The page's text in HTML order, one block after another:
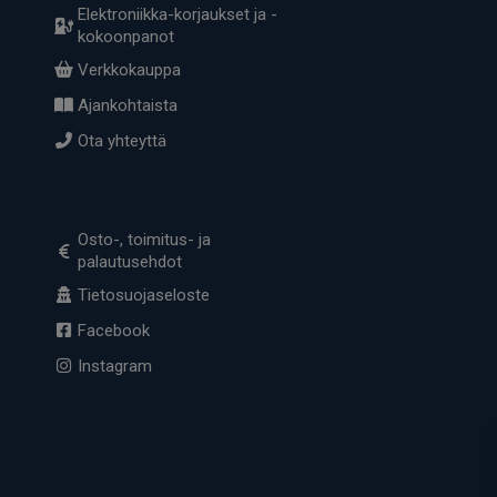
Elektroniikka-korjaukset ja -
kokoonpanot
Verkkokauppa
Ajankohtaista
Ota yhteyttä
Osto-, toimitus- ja
palautusehdot
Tietosuojaseloste
Facebook
Instagram